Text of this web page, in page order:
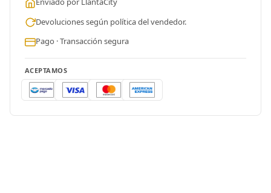
Devoluciones según política del vendedor.
Pago · Transacción segura
ACEPTAMOS